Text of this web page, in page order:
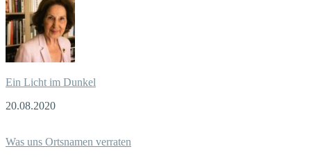
Ein Licht im Dunkel
20.08.2020
Was uns Ortsnamen verraten